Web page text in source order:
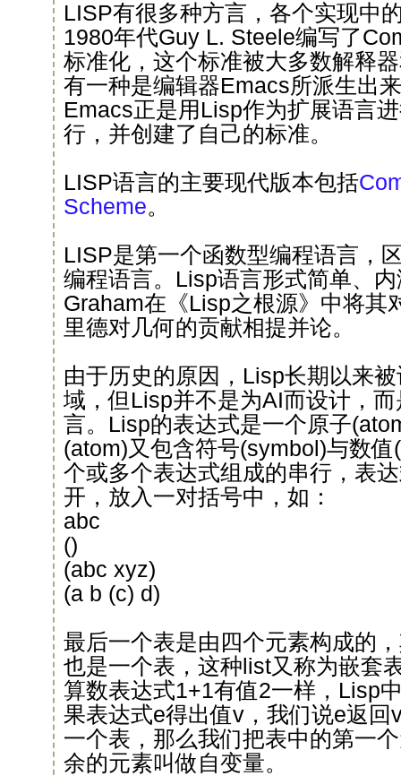
LISP有很多种方言，各个实现中
1980年代Guy L. Steele编写了
标准化，这个标准被大多数解释
有一种是编辑器Emacs所派生出
Emacs正是用Lisp作为扩展语言
行，并创建了自己的标准。
LISP语言的主要现代版本包括
Scheme。
LISP是第一个函数型编程语言，
编程语言。Lisp语言形式简单、
Graham在《Lisp之根源》中将其
里德对几何的贡献相提并论。
由于历史的原因，Lisp长期以来
域，但Lisp并不是为AI而设计，
言。Lisp的表达式是一个原子
(atom)又包含符号(symbol)与数
个或多个表达式组成的串行，表
开，放入一对括号中，如：
abc
()
(abc xyz)
(a b (c) d)
最后一个表是由四个元素构成的
也是一个表，这种list又称为嵌套
算数表达式1+1有值2一样，Lisp
果表达式e得出值v，我们说e返回
一个表，那么我们把表中的第一
余的元素叫做自变量。